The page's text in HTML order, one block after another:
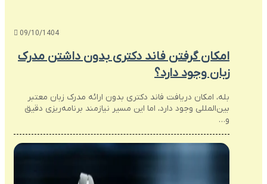
09/10/1404
امکان گرفتن فاند دکتری بدون داشتن مدرک
زبان وجود دارد؟
بله، امکان دریافت فاند دکتری بدون ارائه مدرک زبان معتبر
بین‌المللی وجود دارد، اما این مسیر نیازمند برنامه‌ریزی دقیق
و…